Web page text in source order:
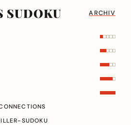
SUDOKU ARCHIV
SUDOKU